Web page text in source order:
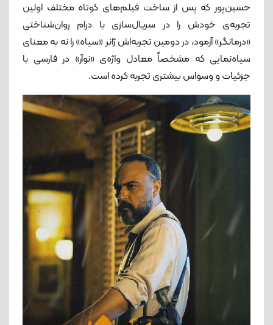
حسین‌پور که پس از ساخت فیلم‌های کوتاه مختلف اولین
تجربه‌ی خودش را در سریال‌سازی با درام روان‌شناختی
«درمانگر» آزمود، در دومین تجربه‌اش ژانر «سیاه» را نه به معنای
سیاه‌نمایی که مشخصاً معادل واژه‌ی «نوآر» در فارسی با
جزئیات و وسواس بیشتری تجربه کرده است.